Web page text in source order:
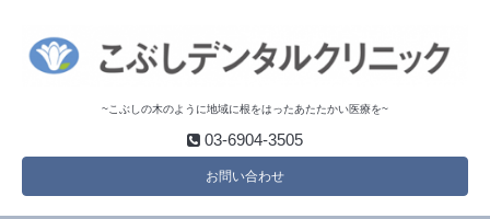
~こぶしの木のように地域に根をはったあたたかい医療を~
03-6904-3505
お問い合わせ